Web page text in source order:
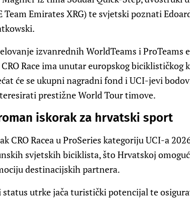
Team Emirates XRG) te svjetski poznati
izvanrednih WorldTeams i ProTeams
Race ima unutar europskog
će se ukupni nagradni fond i UCI-jevi
prestižne World Tour timove.
iskorak za hrvatski sport
CRO Racea u ProSeries kategoriju UCI-a
svjetskih biciklista, što Hrvatskoj
destinacijskih partnera.
status utrke jača turistički potencijal te